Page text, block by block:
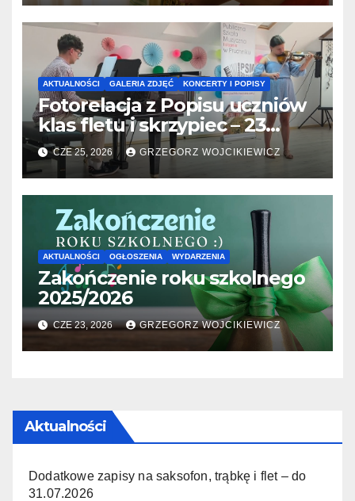
AKTUALNOŚCI GALERIA ZDJĘĆ KONCERTY I POPISY
Fotorelacja z Popisu uczniów
klas fletu i skrzypiec – 23
06.2026
CZE 25, 2026 GRZEGORZ WOJCIKIEWICZ
AKTUALNOŚCI OGŁOSZENIA WYDARZENIA
Zakończenie roku szkolnego
2025/2026
CZE 23, 2026 GRZEGORZ WOJCIKIEWICZ
Aktualności
Dodatkowe zapisy na saksofon, trąbkę i flet – do
31.07.2026